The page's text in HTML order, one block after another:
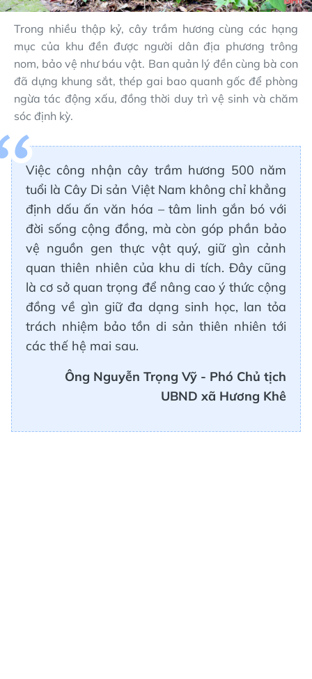
Trong nhiều thập kỷ, cây trầm hương cùng các hạng
mục của khu đền được người dân địa phương trông
nom, bảo vệ như báu vật. Ban quản lý đền cùng bà con
đã dựng khung sắt, thép gai bao quanh gốc để phòng
ngừa tác động xấu, đồng thời duy trì vệ sinh và chăm
sóc định kỳ.
Việc công nhận cây trầm hương 500 năm
tuổi là Cây Di sản Việt Nam không chỉ khẳng
định dấu ấn văn hóa – tâm linh gắn bó với
đời sống cộng đồng, mà còn góp phần bảo
vệ nguồn gen thực vật quý, giữ gìn cảnh
quan thiên nhiên của khu di tích. Đây cũng
là cơ sở quan trọng để nâng cao ý thức cộng
đồng về gìn giữ đa dạng sinh học, lan tỏa
trách nhiệm bảo tồn di sản thiên nhiên tới
các thế hệ mai sau.
Ông Nguyễn Trọng Vỹ - Phó Chủ tịch
UBND xã Hương Khê